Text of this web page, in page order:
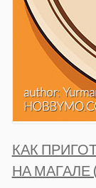
КАК
НА МАГАЛЕ